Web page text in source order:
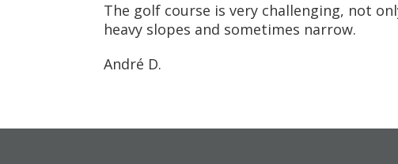
The golf course is very challenging, not
heavy slopes and sometimes narrow.
André D.